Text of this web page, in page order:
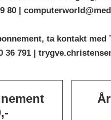
80 |
ta kontakt med
36 791 |